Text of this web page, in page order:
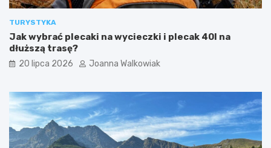
r
s
t
ó
w
i
e
t
y
i
r
a
c
j
TURYSTYKA
Jak wybrać plecaki na wycieczki i plecak 40l na
dłuższą trasę?
20 lipca 2026 Joanna Walkowiak